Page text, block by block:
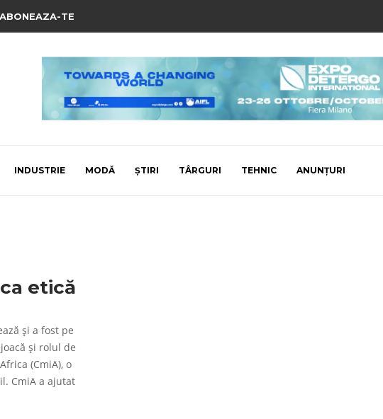
ABONEAZA-TE
INDUSTRIE MODĂ ȘTIRI TÂRGURI TEHNIC ANUNȚURI
etică
și a fost pe
și rolul de
(CmiA), o
CmiA a ajutat